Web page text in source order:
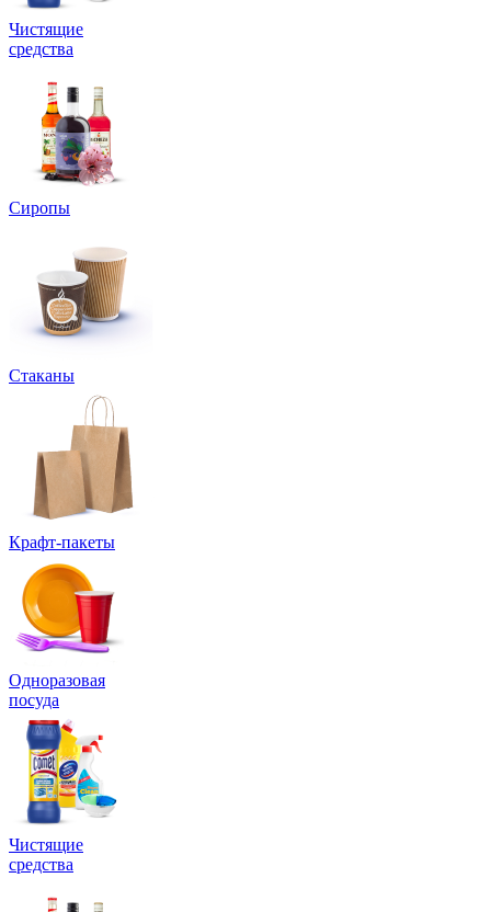
Чистящие
средства
Сиропы
Стаканы
Крафт-пакеты
Одноразовая
посуда
Чистящие
средства